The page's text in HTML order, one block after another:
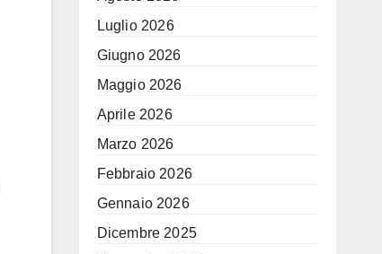
Luglio 2026
Giugno 2026
Maggio 2026
Aprile 2026
Marzo 2026
Febbraio 2026
Gennaio 2026
Dicembre 2025